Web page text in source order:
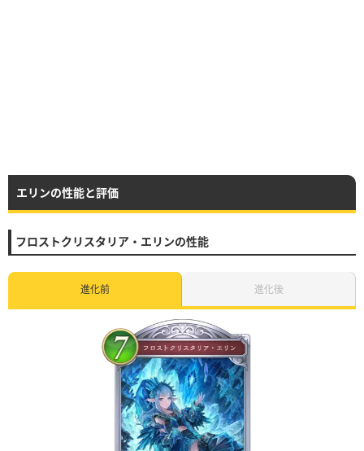
エリンの性能と評価
フロストクリスタリア・エリンの性能
進化前 進化後